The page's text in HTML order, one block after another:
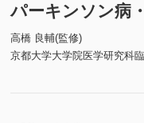
パーキンソン病
高橋 良輔(監修)
京都大学大学院医学研究科